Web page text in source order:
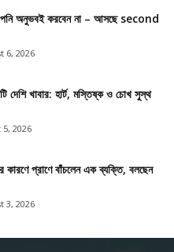
অনুভবই করবেন না – আসছে second
6, 2026
দেশি খাবার: হার্ট, মস্তিষ্ক ও চোখ সুস্থ
2026
প্রাণে বাঁচলেন এক ব্যক্তি, বলছেন
3, 2026